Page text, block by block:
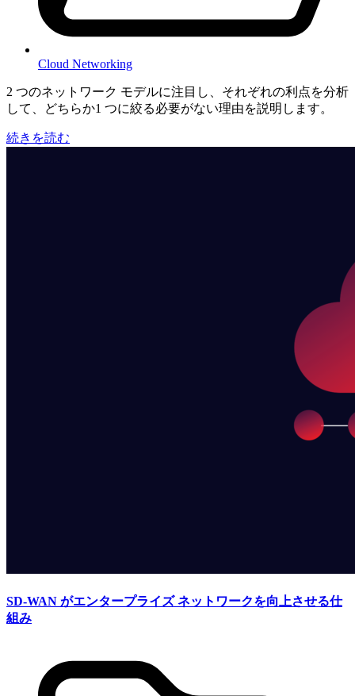
Cloud Networking
2 つのネットワーク モデルに注目し、それぞれの利点を分析
して、どちらか1 つに絞る必要がない理由を説明します。
続きを読む
SD-WAN がエンタープライズ ネットワークを向上させる仕
組み